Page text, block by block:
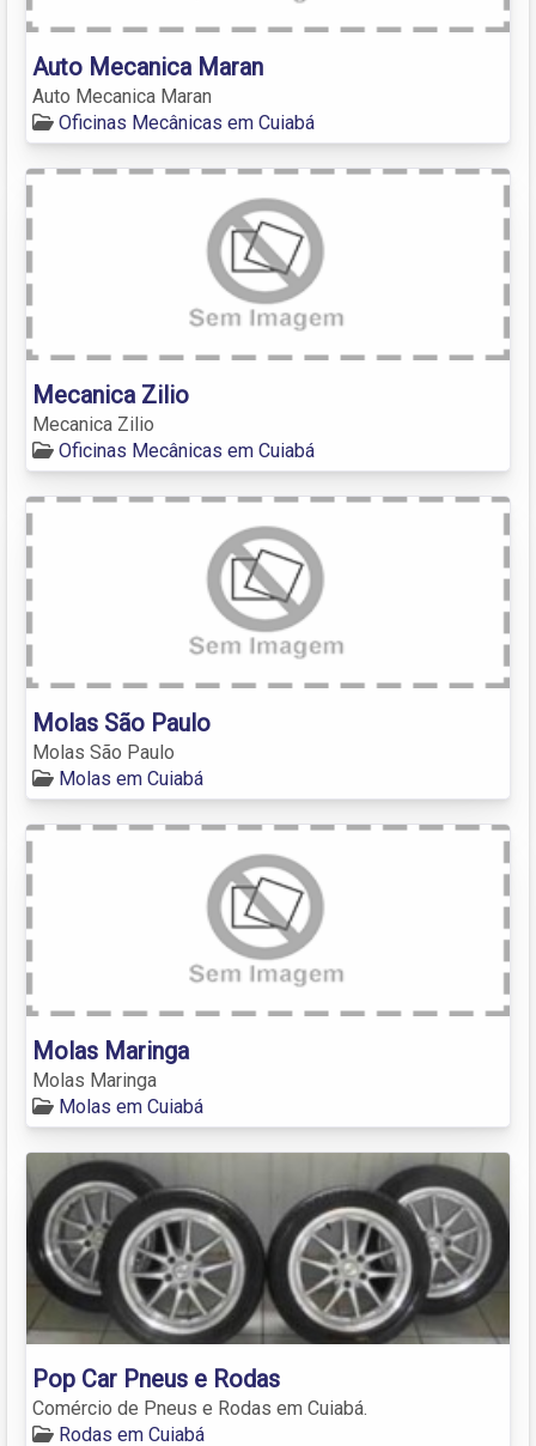
Auto Mecanica Maran
Auto Mecanica Maran
Oficinas Mecânicas em Cuiabá
Mecanica Zilio
Mecanica Zilio
Oficinas Mecânicas em Cuiabá
Molas São Paulo
Molas São Paulo
Molas em Cuiabá
Molas Maringa
Molas Maringa
Molas em Cuiabá
Pop Car Pneus e Rodas
Comércio de Pneus e Rodas em Cuiabá.
Rodas em Cuiabá